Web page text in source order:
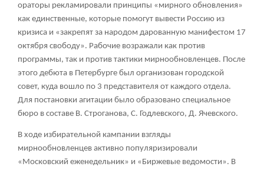
ораторы рекламировали принципы «мирного обновления»
как единственные, которые помогут вывести Россию из
кризиса и «закрепят за народом дарованную манифестом 17
октября свободу». Рабочие возражали как против
программы, так и против тактики мирнообновленцев. После
этого дебюта в Петербурге был организован городской
совет, куда вошло по 3 представителя от каждого отдела.
Для постановки агитации было образовано специальное
бюро в составе В. Строганова, С. Годлевского, Д. Ячевского.
В ходе избирательной кампании взгляды
мирнообновленцев активно популяризировали
«Московский еженедельник» и «Биржевые ведомости». В